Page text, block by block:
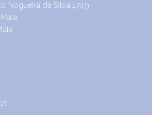
Nogueira da Silva 1749